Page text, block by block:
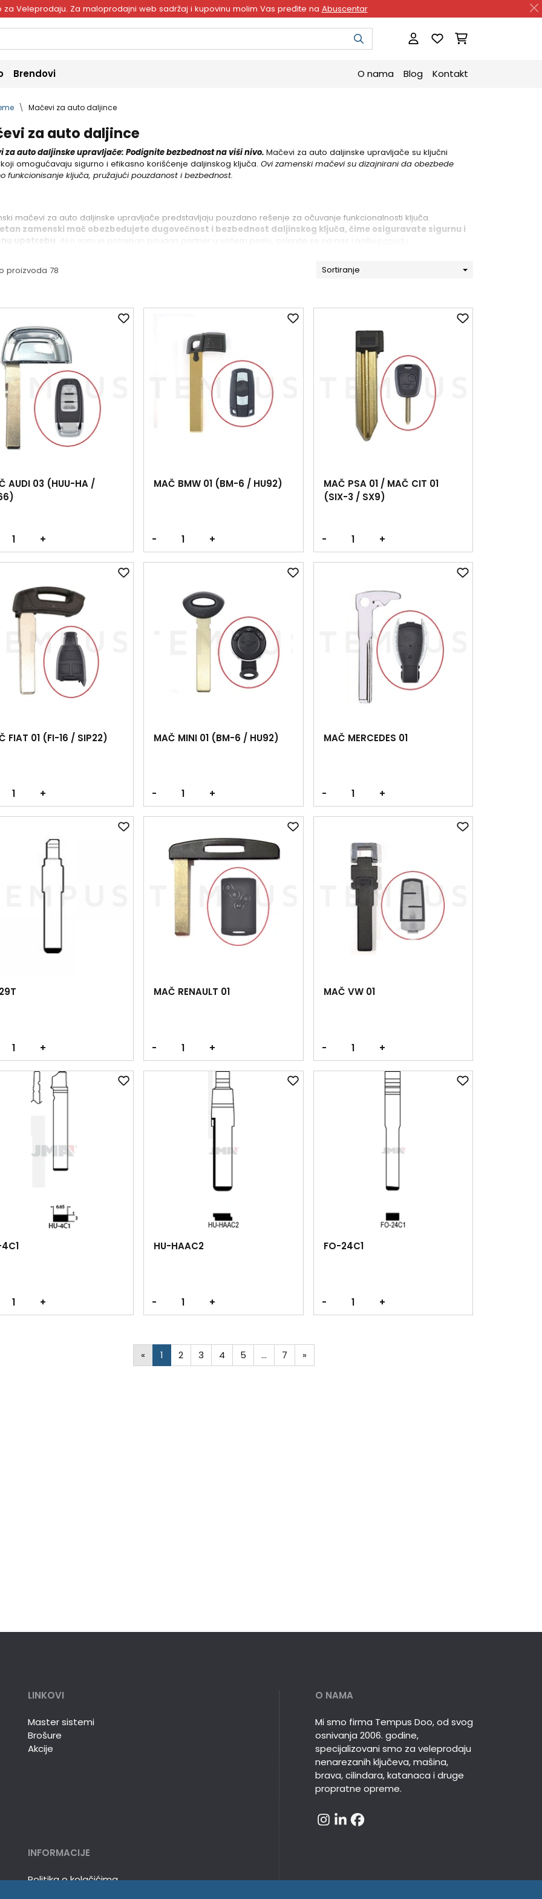
za Veleprodaju. Za maloprodajni web sadržaj i kupovinu molim Vas pređite na Abuscentar
Brendovi O nama Blog Kontakt
Mačevi za auto daljince
za auto daljince
za auto daljinske upravljače: Podignite bezbednost na viši nivo. Mačevi za auto daljinske upravljače su ključni
omogućavaju sigurno i efikasno korišćenje daljinskog ključa. Ovi zamenski mačevi su dizajnirani da obezbede
funkcionisanje ključa, pružajući pouzdanost i bezbednost.
mačevi za auto daljinske upravljače predstavljaju pouzdano rešenje za očuvanje funkcionalnosti ključa.
zamenski mač obezbeđujete dugovečnost i bezbednost daljinskog ključa, čime osiguravate sigurnu i
upotrebu
proizvoda 78 Sortiranje
AUDI 03 (HUU-HA /
+
MAČ BMW 01 (BM-6 / HU92)
- +
MAČ PSA 01 / MAČ CIT 01
(SIX-3 / SX9)
- +
FIAT 01 (FI-16 / SIP22)
+
MAČ MINI 01 (BM-6 / HU92)
- +
MAČ MERCEDES 01
- +
+
MAČ RENAULT 01
- +
MAČ VW 01
- +
+
HU-HAAC2
- +
FO-24C1
- +
« 1 2 3 4 5 … 7 »
LINKOVI
Master sistemi
Brošure
Akcije
INFORMACIJE
Politika o kolačićima
O NAMA
Mi smo firma Tempus Doo, od svog
osnivanja 2006. godine,
specijalizovani smo za veleprodaju
nenarezanih ključeva, mašina,
brava, cilindara, katanaca i druge
propratne opreme.